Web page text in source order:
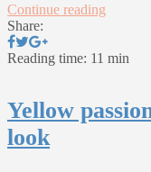
Continue reading
Share:
Reading time: 11 min
Yellow
look